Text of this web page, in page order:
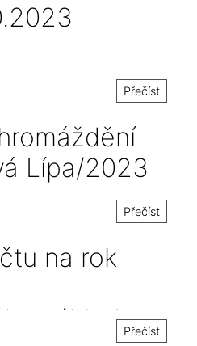
Přečíst
Lípa/2023
Přečíst
na rok
výhleduPřečíst